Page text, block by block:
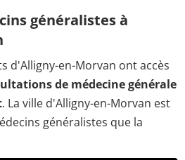
généralistes à
d'Alligny-en-Morvan ont accès
de médecine générale
. La ville d'Alligny-en-Morvan est
généralistes que la